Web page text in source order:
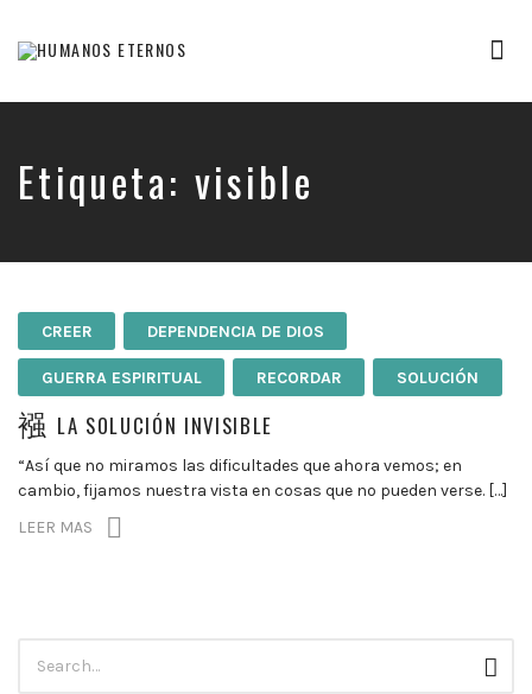
humanos,
nos
creó
Etiqueta: visible
CREER DEPENDENCIA DE DIOS
GUERRA ESPIRITUAL RECORDAR SOLUCIÓN
LA SOLUCIÓN INVISIBLE
“Así que no miramos las dificultades que ahora vemos; en
cambio, fijamos nuestra vista en cosas que no pueden verse. […]
LEER MAS
para: